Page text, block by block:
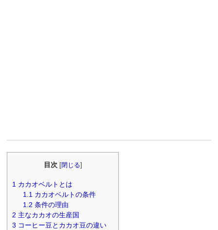
目次 [閉じる]
1 カカオベルトとは
1.1 カカオベルトの条件
1.2 条件の理由
2 主なカカオの生産国
3 コーヒー豆とカカオ豆の違い